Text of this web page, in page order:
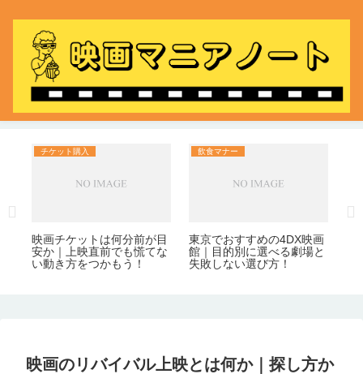
チケット購入
映画チケットは何分前が目
安か｜上映直前でも慌てな
い動き方をつかもう！
飲食マナー
東京でおすすめの4DX映画
館｜目的別に選べる劇場と
失敗しない選び方！
映画のリバイバル上映とは何か｜探し方か